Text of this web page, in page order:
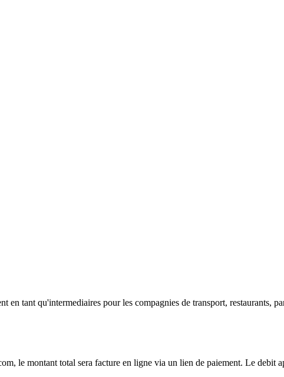
en tant qu'intermediaires pour les compagnies de transport, restaurants,
le montant total sera facture en ligne via un lien de paiement. Le debit